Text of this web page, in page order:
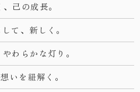
己の成長。
て、新しく。
わらかな灯り。
いを紐解く。